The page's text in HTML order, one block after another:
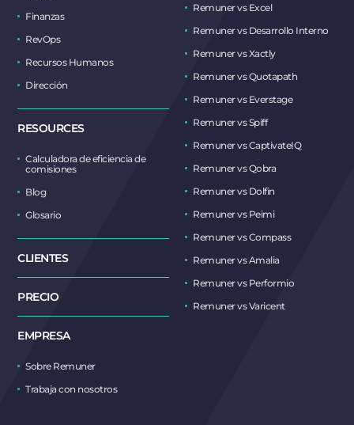
Finanzas
RevOps
Recursos Humanos
Dirección
RESOURCES
Calculadora de eficiencia de
comisiones
Blog
Glosario
CLIENTES
PRECIO
EMPRESA
Sobre Remuner
Trabaja con nosotros
Remuner vs Excel
Remuner vs Desarrollo Interno
Remuner vs Xactly
Remuner vs Quotapath
Remuner vs Everstage
Remuner vs Spiff
Remuner vs CaptivateIQ
Remuner vs Qobra
Remuner vs Dolfin
Remuner vs Peimi
Remuner vs Compass
Remuner vs Amalia
Remuner vs Performio
Remuner vs Varicent